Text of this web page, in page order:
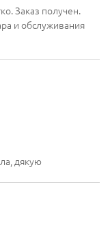
Заказ получен.
и обслуживания
дякую